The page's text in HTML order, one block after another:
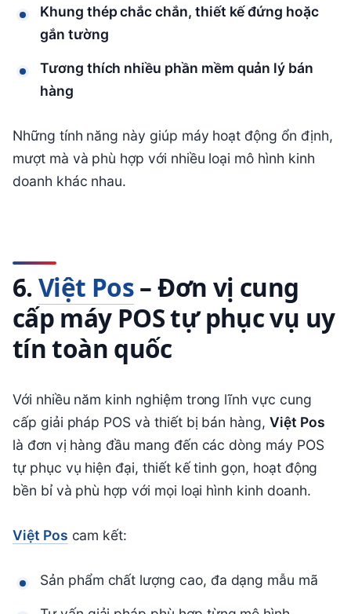
Khung thép chắc chắn, thiết kế đứng hoặc
gắn tường
Tương thích nhiều phần mềm quản lý bán
hàng
Những tính năng này giúp máy hoạt động ổn định,
mượt mà và phù hợp với nhiều loại mô hình kinh
doanh khác nhau.
6.Việt Pos– Đơn vị cung
cấp máy POS tự phục vụ uy
tín toàn quốc
Với nhiều năm kinh nghiệm trong lĩnh vực cung
cấp giải pháp POS và thiết bị bán hàng, Việt Pos
là đơn vị hàng đầu mang đến các dòng máy POS
tự phục vụ hiện đại, thiết kế tinh gọn, hoạt động
bền bỉ và phù hợp với mọi loại hình kinh doanh.
Việt Pos cam kết:
Sản phẩm chất lượng cao, đa dạng mẫu mã